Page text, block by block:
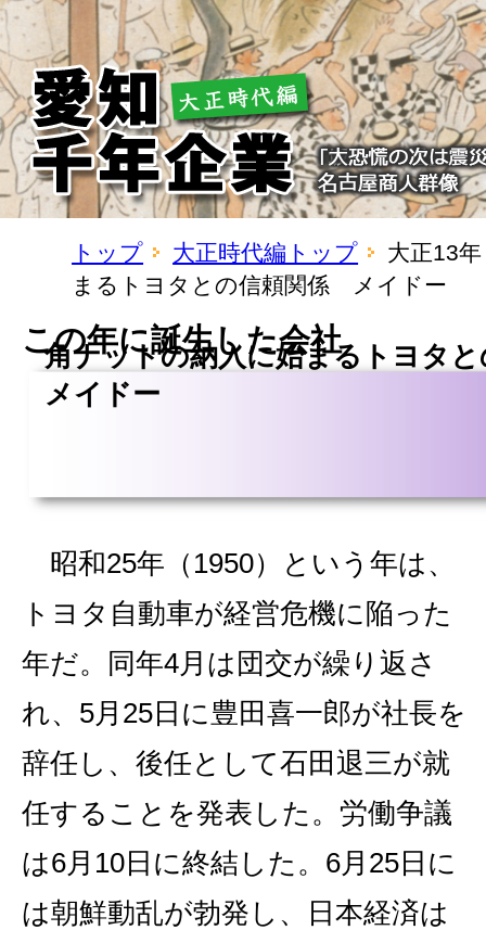
トップ 大正時代編トップ
大正13
まるトヨタとの信頼関係 メイドー
この年に誕生した会社
角ナットの納入に始まるトヨタ
メイドー
昭和25年（1950）という年は、
トヨタ自動車が経営危機に陥った
年だ。同年4月は団交が繰り返さ
れ、5月25日に豊田喜一郎が社長を
辞任し、後任として石田退三が就
任することを発表した。労働争議
は6月10日に終結した。6月25日に
は朝鮮動乱が勃発し、日本経済は